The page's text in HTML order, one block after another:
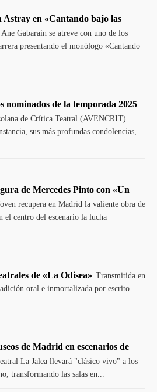
en «Cantando bajo las
Ane Gabarain se atreve con uno de los
presentando el monólogo «Cantando
de la temporada 2025
de Crítica Teatral (AVENCRIT)
sus más profundas condolencias,
de Mercedes Pinto con «Un
recupera en Madrid la valiente obra de
el centro del escenario la lucha
de «La Odisea» Transmitida en
oral e inmortalizada por escrito
de Madrid en escenarios de
La Jalea llevará "clásico vivo" a los
transformando las salas en...